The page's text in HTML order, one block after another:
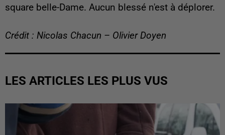
square belle-Dame. Aucun blessé n'est à déplorer.
Crédit : Nicolas Chacun – Olivier Doyen
LES ARTICLES LES PLUS VUS